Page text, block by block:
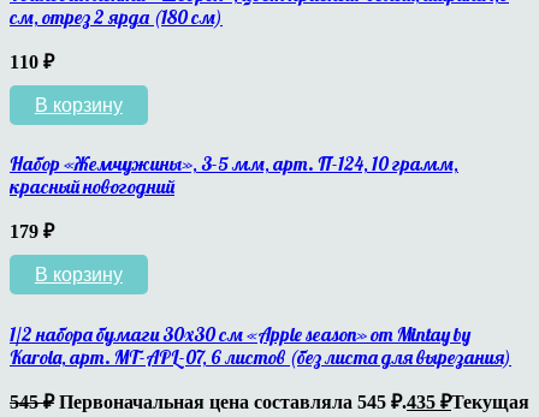
см, отрез 2 ярда (180 см)
110 ₽
В корзину
Набор «Жемчужины», 3-5 мм, арт. П-124, 10 грамм,
красный новогодний
179 ₽
В корзину
1/2 набора бумаги 30х30 см «Apple season» от Mintay by
Karola, арт. MT-APL-07, 6 листов (без листа для вырезания)
545₽ Первоначальная цена составляла 545 ₽.435 ₽Текущая